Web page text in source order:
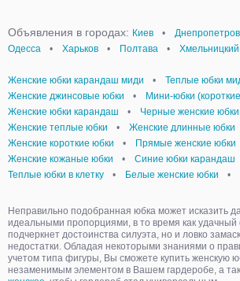
Объявления в городах: Киев •
Одесса
• Харьков • Полтава • Хмельницкий
Женские юбки карандаш миди • Теплые юбки
Женские джинсовые юбки
• Мини-юбки
Женские юбки карандаш
• Черные женские юбки
Женские теплые юбки
• Женские длинные юбки
Женские короткие юбки
• Прямые женские юбки
Женские кожаные юбки
• Синие юбки карандаш
Теплые юбки в клетку
• Белые женские юбки •
Неправильно подобранная юбка может исказить
идеальными пропорциями, в то время как удачный
подчеркнет достоинства силуэта, но и ловко
недостатки. Обладая некоторыми знаниями о
учетом типа фигуры, Вы сможете купить женскую
незаменимым элементом в Вашем гардеробе, а